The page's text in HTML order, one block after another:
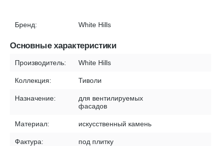
Бренд: White Hills
Основные характеристики
Производитель: White Hills
Коллекция: Тиволи
Назначение:
для вентилируемых
фасадов
Материал: искусственный камень
Фактура: под плитку